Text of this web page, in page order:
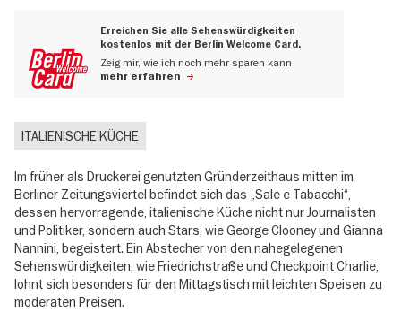
Erreichen Sie alle Sehenswürdigkeiten
kostenlos mit der Berlin Welcome Card.
Zeig mir, wie ich noch mehr sparen kann
mehr erfahren
ITALIENISCHE KÜCHE
Im früher als Druckerei genutzten Gründerzeithaus mitten im
Berliner Zeitungsviertel befindet sich das „Sale e Tabacchi“,
dessen hervorragende, italienische Küche nicht nur Journalisten
und Politiker, sondern auch Stars, wie George Clooney und Gianna
Nannini, begeistert. Ein Abstecher von den nahegelegenen
Sehenswürdigkeiten, wie Friedrichstraße und Checkpoint Charlie,
lohnt sich besonders für den Mittagstisch mit leichten Speisen zu
moderaten Preisen.